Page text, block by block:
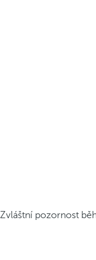
Zvláštní pozornost